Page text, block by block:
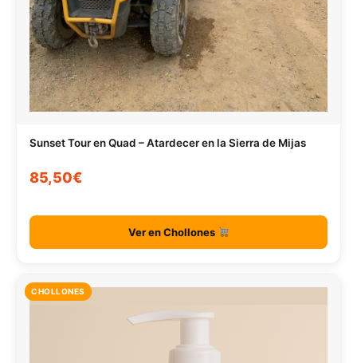
Sunset Tour en Quad – Atardecer en la Sierra de Mijas
85,50€
Ver en Chollones
CHOLLONES